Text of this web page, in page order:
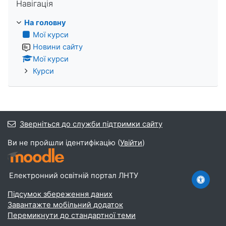
Навігація
На головну
Мої курси
Новини сайту
Мої курси
Курси
Зверніться до служби підтримки сайту
Ви не пройшли ідентифікацію (Увійти)
Електронний освітній портал ЛНТУ
Підсумок збереження даних
Завантажте мобільний додаток
Перемикнути до стандартної теми